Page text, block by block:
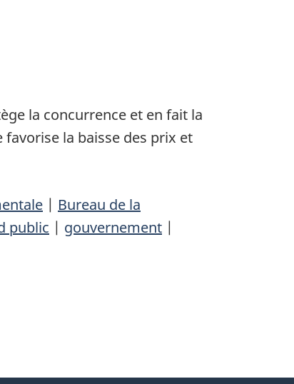
la concurrence et en fait la
la baisse des prix et
| Bureau de la
public | gouvernement |